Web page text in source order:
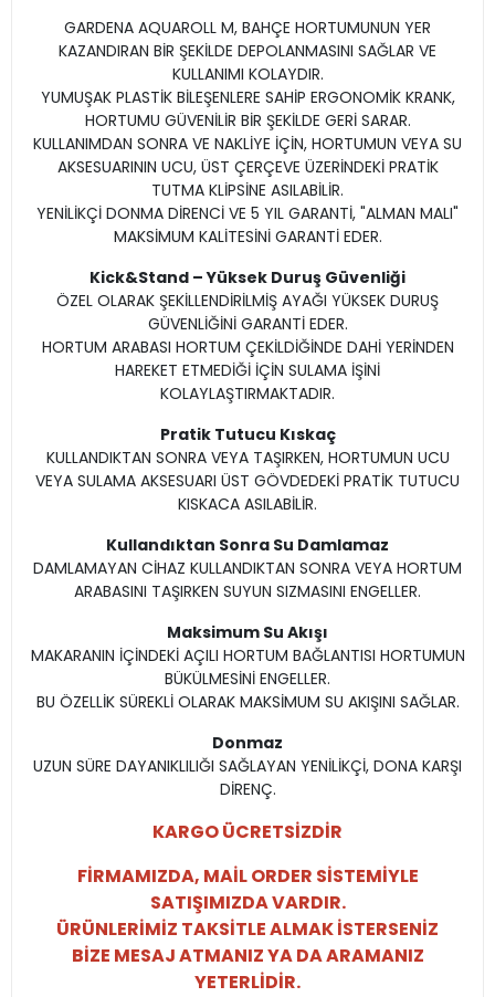
GARDENA AQUAROLL M, BAHÇE HORTUMUNUN YER
KAZANDIRAN BİR ŞEKİLDE DEPOLANMASINI SAĞLAR VE
KULLANIMI KOLAYDIR.
YUMUŞAK PLASTİK BİLEŞENLERE SAHİP ERGONOMİK KRANK,
HORTUMU GÜVENİLİR BİR ŞEKİLDE GERİ SARAR.
KULLANIMDAN SONRA VE NAKLİYE İÇİN, HORTUMUN VEYA SU
AKSESUARININ UCU, ÜST ÇERÇEVE ÜZERİNDEKİ PRATİK
TUTMA KLİPSİNE ASILABİLİR.
YENİLİKÇİ DONMA DİRENCİ VE 5 YIL GARANTİ, "ALMAN MALI"
MAKSİMUM KALİTESİNİ GARANTİ EDER.
Kick&Stand – Yüksek Duruş Güvenliği
ÖZEL OLARAK ŞEKİLLENDİRİLMİŞ AYAĞI YÜKSEK DURUŞ
GÜVENLİĞİNİ GARANTİ EDER.
HORTUM ARABASI HORTUM ÇEKİLDİĞİNDE DAHİ YERİNDEN
HAREKET ETMEDİĞİ İÇİN SULAMA İŞİNİ
KOLAYLAŞTIRMAKTADIR.
Pratik Tutucu Kıskaç
KULLANDIKTAN SONRA VEYA TAŞIRKEN, HORTUMUN UCU
VEYA SULAMA AKSESUARI ÜST GÖVDEDEKİ PRATİK TUTUCU
KISKACA ASILABİLİR.
Kullandıktan Sonra Su Damlamaz
DAMLAMAYAN CİHAZ KULLANDIKTAN SONRA VEYA HORTUM
ARABASINI TAŞIRKEN SUYUN SIZMASINI ENGELLER.
Maksimum Su Akışı
MAKARANIN İÇİNDEKİ AÇILI HORTUM BAĞLANTISI HORTUMUN
BÜKÜLMESİNİ ENGELLER.
BU ÖZELLİK SÜREKLİ OLARAK MAKSİMUM SU AKIŞINI SAĞLAR.
Donmaz
UZUN SÜRE DAYANIKLILIĞI SAĞLAYAN YENİLİKÇİ, DONA KARŞI
DİRENÇ.
KARGO ÜCRETSİZDİR
FİRMAMIZDA, MAİL ORDER SİSTEMİYLE
SATIŞIMIZDA VARDIR.
ÜRÜNLERİMİZ TAKSİTLE ALMAK İSTERSENİZ
BİZE MESAJ ATMANIZ YA DA ARAMANIZ
YETERLİDİR.